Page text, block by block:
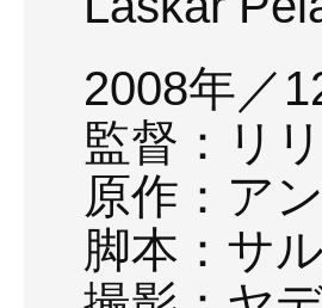
2008年／
監督：リ
原作：ア
脚本：サ